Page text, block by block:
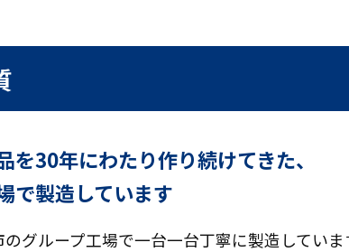
30年にわたり作り続けてきた、
で製造しています
グループ工場で一台一台丁寧に製造してい